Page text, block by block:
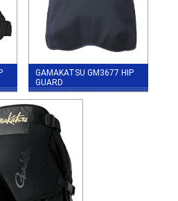
GAMAKATSU GM3677 HIP
GUARD